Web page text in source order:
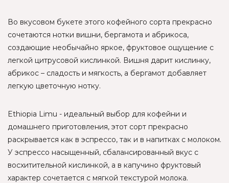
Во вкусовом букете этого кофейного сорта прекрасно
сочетаются нотки вишни, бергамота и абрикоса,
создающие необычайно яркое, фруктовое ощущение с
легкой цитрусовой кислинкой. Вишня дарит кислинку,
абрикос – сладость и мягкость, а бергамот добавляет
легкую цветочную нотку.
Ethiopia Limu - идеальный выбор для кофейни и
домашнего приготовления, этот сорт прекрасно
раскрывается как в эспрессо, так и в напитках с молоком.
У эспрессо насыщенный, сбалансированный вкус с
восхитительной кислинкой, а в капучино фруктовый
характер сочетается с мягкой текстурой молока.